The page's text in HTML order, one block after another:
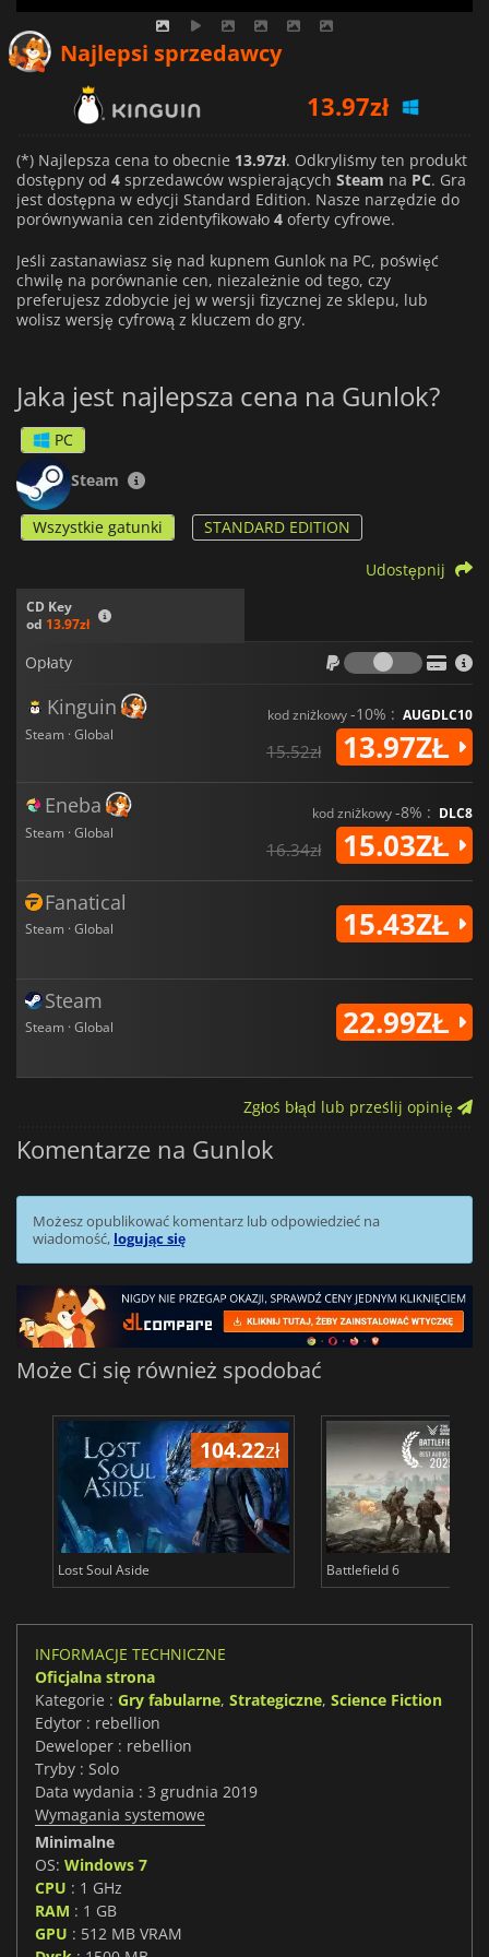
Najlepsi sprzedawcy
13.97zł
15.03zł
15.43zł
(*) Najlepsza cena to obecnie 13.97zł. Odkryliśmy ten produkt
dostępny od 4 sprzedawców wspierających Steam na PC. Gra
jest dostępna w edycji Standard Edition. Nasze narzędzie do
porównywania cen zidentyfikowało 4 oferty cyfrowe.
Jeśli zastanawiasz się nad kupnem Gunlok na PC, poświęć
chwilę na porównanie cen, niezależnie od tego, czy
preferujesz zdobycie jej w wersji fizycznej ze sklepu, lub
wolisz wersję cyfrową z kluczem do gry.
Jaka jest najlepsza cena na Gunlok?
PC
Steam
Wszystkie gatunki STANDARD EDITION
CD Key
od 13.97zł
Udostępnij
Opłaty
Opłaty
Kinguin
Steam · Global
kod zniżkowy-10% : AUGDLC10
15.52zł 13.97ZŁ
Eneba
Steam · Global
kod zniżkowy-8% : DLC8
16.34zł 15.03ZŁ
Fanatical
Steam · Global 15.43ZŁ
Steam
Steam · Global 22.99ZŁ
Zgłoś błąd lub prześlij opinię
Komentarze na Gunlok
Możesz opublikować komentarz lub odpowiedzieć na
wiadomość, logując się
Może Ci się również spodobać
104.22zł
Lost Soul Aside Battlefield 6
INFORMACJE TECHNICZNE
Oficjalna strona
Kategorie : Gry fabularne, Strategiczne, Science Fiction
Edytor : rebellion
Deweloper : rebellion
Tryby : Solo
Data wydania : 3 grudnia 2019
Wymagania systemowe
Minimalne
OS: Windows 7
CPU : 1 GHz
RAM : 1 GB
GPU : 512 MB VRAM